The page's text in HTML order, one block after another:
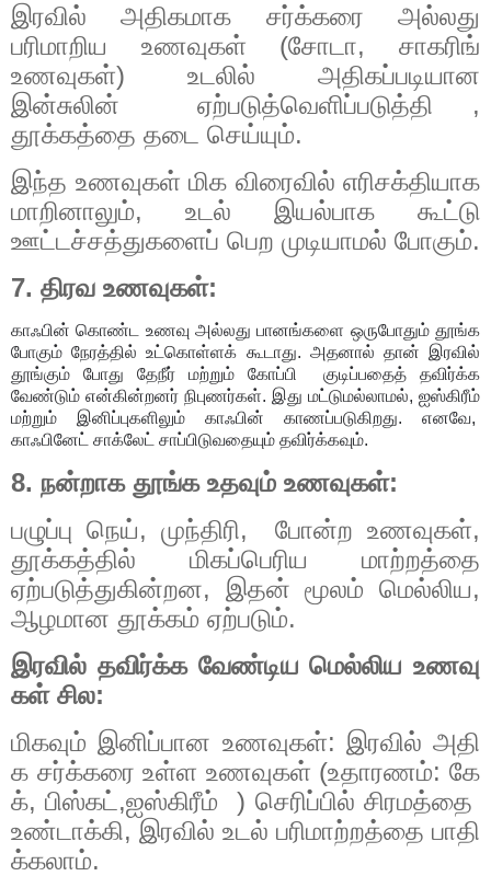
இரவில் அதிகமாக சர்க்கரை அல்லது
பரிமாறிய உணவுகள் (சோடா, சாகரிங்
உணவுகள்) உடலில் அதிகப்படியான
இன்சுலின் ஏற்படுத்வெளிப்படுத்தி ,
தூக்கத்தை தடை செய்யும்.
இந்த உணவுகள் மிக விரைவில் எரிசக்தியாக
மாறினாலும், உடல் இயல்பாக கூட்டு
ஊட்டச்சத்துகளைப் பெற முடியாமல் போகும்.
7. திரவ உணவுகள்:
காஃபின் கொண்ட உணவு அல்லது பானங்களை ஒருபோதும் தூங்க
போகும் நேரத்தில் உட்கொள்ளக் கூடாது. அதனால் தான் இரவில்
தூங்கும் போது தேநீர் மற்றும் கோப்பி
குடிப்பதைத் தவிர்க்க
வேண்டும் என்கின்றனர் நிபுணர்கள். இது மட்டுமல்லாமல், ஐஸ்கிரீம்
மற்றும் இனிப்புகளிலும் காஃபின் காணப்படுகிறது. எனவே,
காஃபினேட் சாக்லேட் சாப்பிடுவதையும் தவிர்க்கவும்.
8. நன்றாக தூங்க உதவும் உணவுகள்:
பழுப்பு நெய், முந்திரி, போன்ற உணவுகள்,
தூக்கத்தில் மிகப்பெரிய மாற்றத்தை
ஏற்படுத்துகின்றன, இதன் மூலம் மெல்லிய,
ஆழமான தூக்கம் ஏற்படும்.
இரவில் தவிர்க்க வேண்டிய மெல்லிய உணவு
கள் சில:
மிகவும் இனிப்பான உணவுகள்: இரவில் அதி
க சர்க்கரை உள்ள உணவுகள் (உதாரணம்:கே
க்,பிஸ்கட் ,ஐஸ்கிரீம்) செரிப்பில் சிரமத்தை
உண்டாக்கி, இரவில் உடல் பரிமாற்றத்தை பாதி
க்கலாம்.